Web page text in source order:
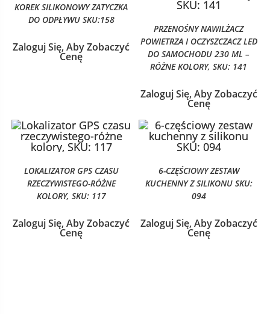
KOREK SILIKONOWY ZATYCZKA
DO ODPŁYWU SKU:158
Zaloguj Się, Aby Zobaczyć
Cenę
PRZENOŚNY NAWILŻACZ
POWIETRZA I OCZYSZCZACZ LED
DO SAMOCHODU 230 ML –
RÓŻNE KOLORY, SKU: 141
Zaloguj Się, Aby Zobaczyć
Cenę
LOKALIZATOR GPS CZASU
RZECZYWISTEGO-RÓŻNE
KOLORY, SKU: 117
Zaloguj Się, Aby Zobaczyć
Cenę
6-CZĘŚCIOWY ZESTAW
KUCHENNY Z SILIKONU SKU:
094
Zaloguj Się, Aby Zobaczyć
Cenę